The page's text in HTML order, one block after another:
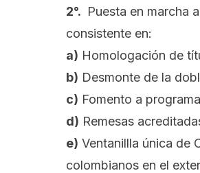
2°. Puesta en marcha
consistente en:
a) Homologación de
b) Desmonte de la
c) Fomento a
d) Remesas
e) Ventanillla única de
colombianos en el